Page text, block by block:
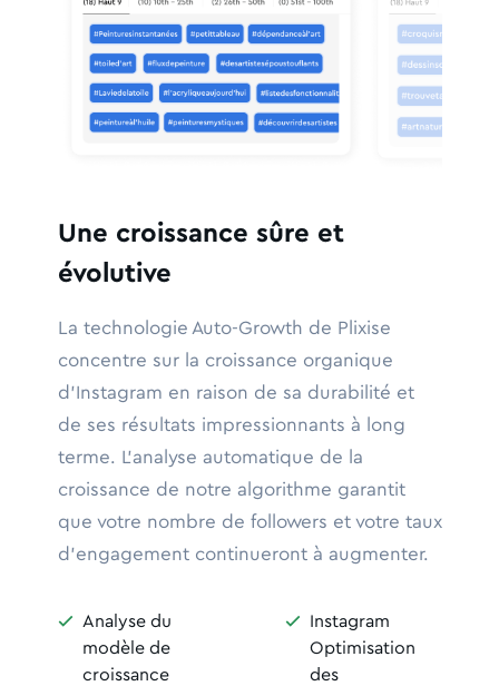
Une croissance sûre et
évolutive
La technologie Auto-Growth de Plixise
concentre sur la croissance organique
d'Instagram en raison de sa durabilité et
de ses résultats impressionnants à long
terme. L'analyse automatique de la
croissance de notre algorithme garantit
que votre nombre de followers et votre taux
d'engagement continueront à augmenter.

Analyse du
modèle de
croissance

Instagram
Optimisation
des